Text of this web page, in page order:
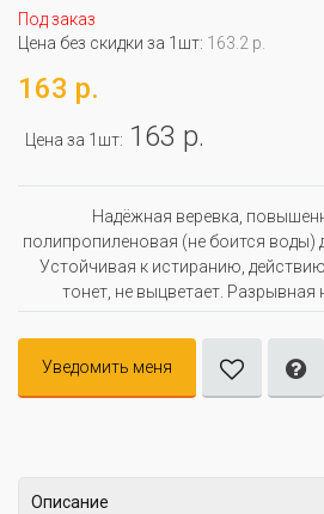
Под заказ
Цена без скидки за 1шт: 163.2 р.
163 р.
Цена за 1шт: 163 р.
Надёжная веревка,
полипропиленовая (не боится воды)
Устойчивая к истиранию,
тонет, не выцветает. Разрывная
Уведомить меня
Описание